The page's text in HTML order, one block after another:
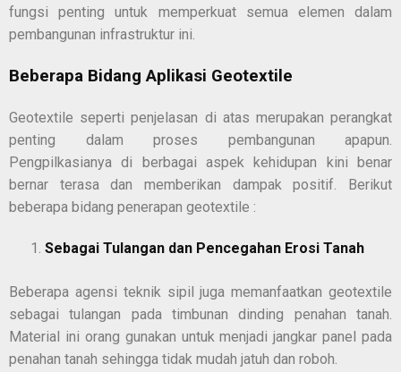
fungsi penting untuk memperkuat semua elemen dalam
pembangunan infrastruktur ini.
Beberapa Bidang Aplikasi Geotextile
Geotextile seperti penjelasan di atas merupakan perangkat
penting dalam proses pembangunan apapun.
Pengpilkasianya di berbagai aspek kehidupan kini benar
bernar terasa dan memberikan dampak positif. Berikut
beberapa bidang penerapan geotextile :
Sebagai Tulangan dan Pencegahan Erosi Tanah
Beberapa agensi teknik sipil juga memanfaatkan geotextile
sebagai tulangan pada timbunan dinding penahan tanah.
Material ini orang gunakan untuk menjadi jangkar panel pada
penahan tanah sehingga tidak mudah jatuh dan roboh.